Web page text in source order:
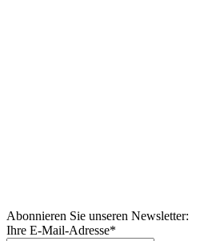
Abonnieren Sie unseren Newsletter:
Ihre E-Mail-Adresse*